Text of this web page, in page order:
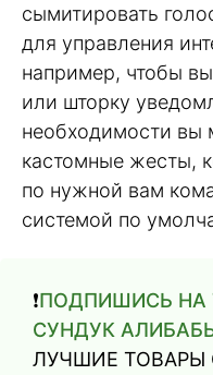
сымитировать
для управления
например, чтобы
или шторку
необходимости вы
кастомные жесты,
по нужной вам
системой по
❗️ПОДПИШИСЬ НА
СУНДУК
ЛУЧШИЕ ТОВАРЫ